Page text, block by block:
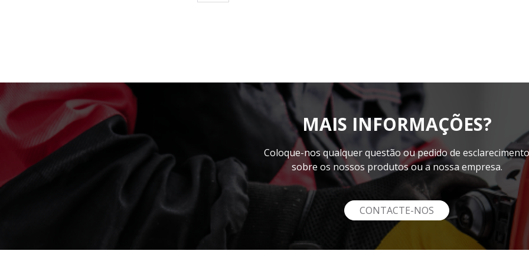
MAIS INFORMAÇÕES?
Coloque-nos qualquer questão ou pedido de esclarecimento
sobre os nossos produtos ou a nossa empresa.
CONTACTE-NOS